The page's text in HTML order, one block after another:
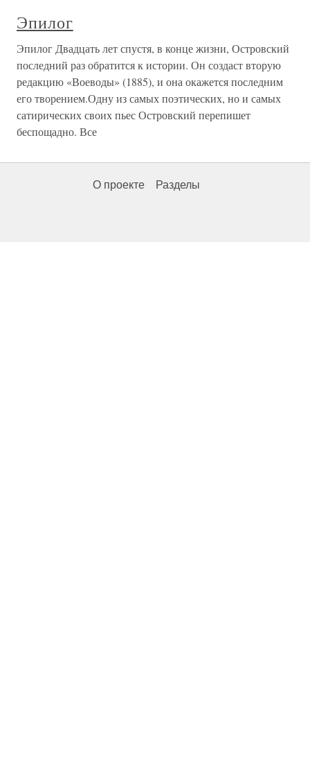
Эпилог
Эпилог Двадцать лет спустя, в конце жизни, Островский
последний раз обратится к истории. Он создаст вторую
редакцию «Воеводы» (1885), и она окажется последним
его творением.Одну из самых поэтических, но и самых
сатирических своих пьес Островский перепишет
беспощадно. Все
О проекте Разделы